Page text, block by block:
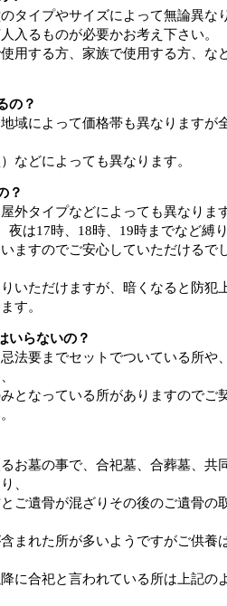
タイプやサイズによって無論異な
入るものが必要かお考え下さい。
用する方、家族で使用する方、な
の？
域によって価格帯も異なりますが
などによっても異なります。
？
外タイプなどによっても異なりま
夜は17時、18時、19時までなど縛
ますのでご安心していただけるで
いただけますが、暗くなると防犯
す。
いらないの？
法要までセットでついている所や
となっている所がありますのでご
お墓の事で、合祀墓、合葬墓、共
、
ご遺骨が混ざりその後のご遺骨の
まれた所が多いようですがご供養
に合祀と言われている所は上記の